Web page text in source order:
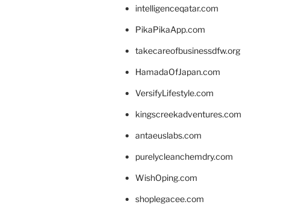
intelligenceqatar.com
PikaPikaApp.com
takecareofbusinessdfw.org
HamadaOfJapan.com
VersifyLifestyle.com
kingscreekadventures.com
antaeuslabs.com
purelycleanchemdry.com
WishOping.com
shoplegacee.com